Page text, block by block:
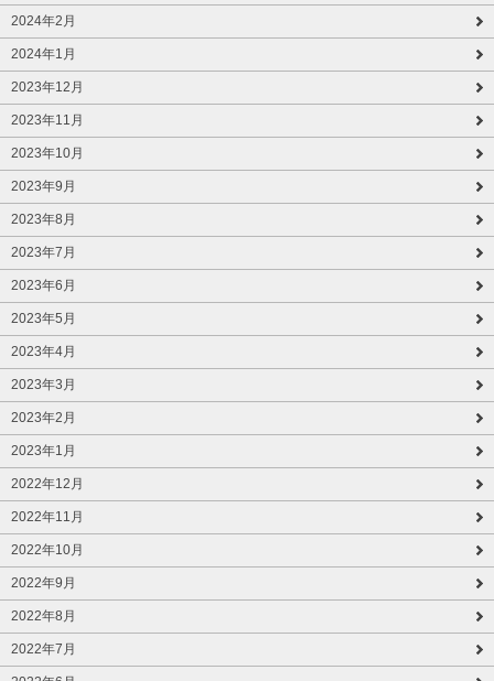
2024年2月
2024年1月
2023年12月
2023年11月
2023年10月
2023年9月
2023年8月
2023年7月
2023年6月
2023年5月
2023年4月
2023年3月
2023年2月
2023年1月
2022年12月
2022年11月
2022年10月
2022年9月
2022年8月
2022年7月